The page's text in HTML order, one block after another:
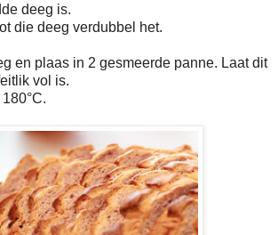
deeg is.
die deeg verdubbel het.
en plaas in 2 gesmeerde panne. Laat dit
vol is.